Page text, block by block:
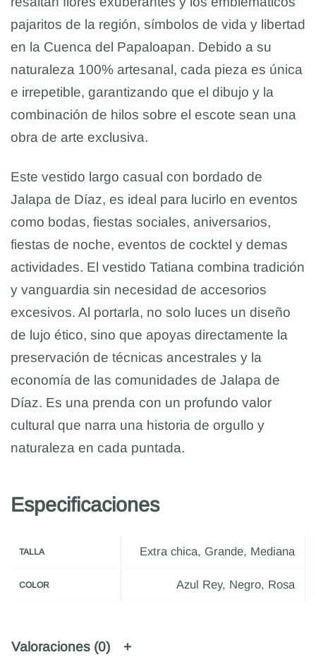
pajaritos de la región, símbolos de vida y libertad
en la Cuenca del Papaloapan. Debido a su
naturaleza 100% artesanal, cada pieza es única
e irrepetible, garantizando que el dibujo y la
combinación de hilos sobre el escote sean una
obra de arte exclusiva.
Este vestido largo casual con bordado de
Jalapa de Díaz, es ideal para lucirlo en eventos
como bodas, fiestas sociales, aniversarios,
fiestas de noche, eventos de cocktel y demas
actividades. El vestido Tatiana combina tradición
y vanguardia sin necesidad de accesorios
excesivos. Al portarla, no solo luces un diseño
de lujo ético, sino que apoyas directamente la
preservación de técnicas ancestrales y la
economía de las comunidades de Jalapa de
Díaz. Es una prenda con un profundo valor
cultural que narra una historia de orgullo y
naturaleza en cada puntada.
Especificaciones
TALLA Extra chica, Grande, Mediana
COLOR Azul Rey, Negro, Rosa
Valoraciones (0)